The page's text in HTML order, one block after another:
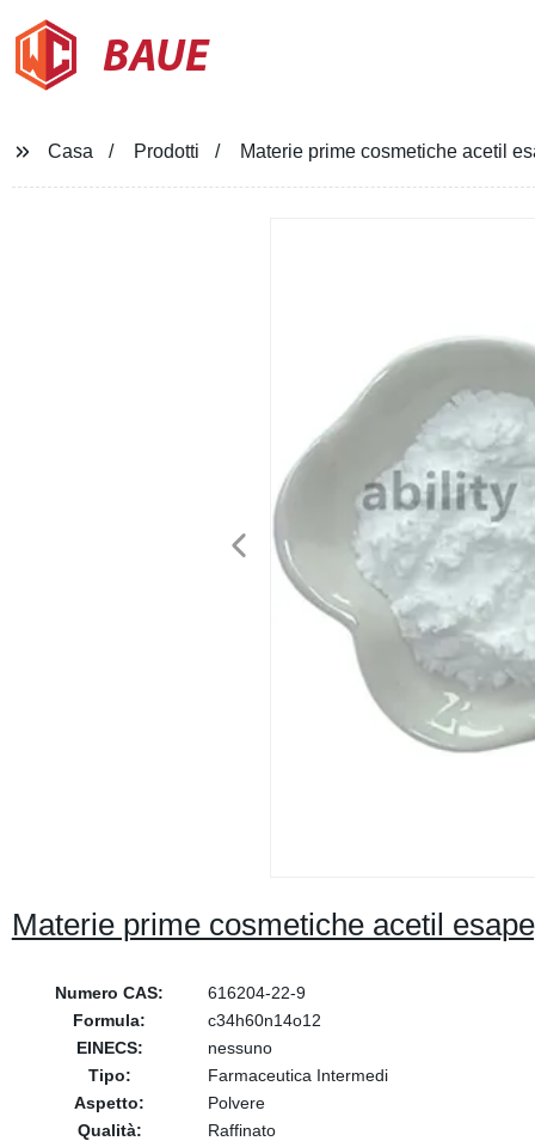
BAUE
Casa Prodotti Materie prime cosmetiche acetil
Materie prime cosmetiche acetil
Numero CAS:
616204-22-9
Formula:
c34h60n14o12
EINECS:
nessuno
Tipo:
Farmaceutica Intermedi
Aspetto:
Polvere
Qualità:
Raffinato